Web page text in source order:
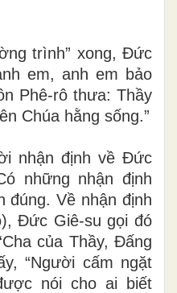
trình” xong, Đức
em, anh em bảo
Phê-rô thưa: Thầy
Chúa hằng sống.”
nhận định về Đức
những nhận định
đúng. Về nhận định
Đức Giê-su gọi đó
của Thầy, Đấng
“Người cấm ngặt
nói cho ai biết